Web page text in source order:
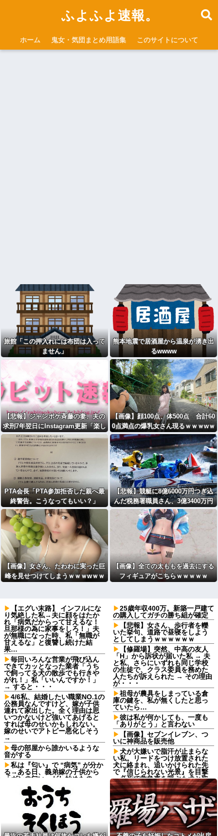
ふよふよ速報。
ホーム 鬼女・気団まとめ用語集 このサイトについて
旅館「この押入れには布団は入って
ません」
熊本地震で居酒屋から温泉が湧き出
るwwww
【悲報】ジャンポケ斉藤の妻、夫の
求刑7年翌日にInstagram更新「楽し
すぎた」
【画像】顔100点、体500点 合計60
0点満点の爆乳女さん現るｗｗｗwｗ
ｗｗｗｗｗｗｗ
PTA会長「PTA参加拒否した親へ最
終警告。こうなってもいい？」
【悲報】競艇に8億6000万円つぎ込
んだ税務署職員さん、3億3400万円
しか回収できず逝くｗｗｗｗｗｗｗ
ｗｗｗ
【画像】女さん、たわわに実った巨
峰を見せつけてしまうｗｗｗwｗｗ
【画像】全ての太ももを過去にする
フィギュアがこちらｗｗｗｗｗ
【エグい末路】 インフルにな
り気絶した私→夫に顔をはたか
れ「病気だからって甘えるな！
旦那様の為に家事をしろ！」夫
が無職になった時、私「無職が
甘えるな」と復讐し続けた結
果…
毎回いろんな営業が飛び込ん
できてカッとなった業者「うち
で飼ってる犬の散歩でも行きや
がれ！」私「いいんですか！」
→ すると・・・
4/6私、結婚したい職業NO.1の
公務員なんですけど、嫁が子供
連れて家出した。全く理由は思
いつかないけど強いてあげると
すれば母のせいかもしれない。
嫁のせいでアトピー悪化しそう
→
母の部屋から誰かいるような
音がする
私は『匂い』で “病気” が分か
る→ある日、義弟嫁の子供から
「ガンの匂い」がし始めたの
で、夫経由で「ガンではない
か」と伝えたら怒って絶縁、そ
の結果・・・
【画像】『20代にしか見えな
い30代女子』がこちらです←お
前らから見てど
う？？？？？？？
25歳年収400万。新築一戸建て
の購入してガチの勝ち組が確定
【悲報】女さん、歩行者を轢
いた挙句、道路で昼寝をしよう
としてしまうｗｗｗｗｗｗ
【修羅場】突然、中高の友人
「H」から訴状が届いた私 → 夫
と私、さらにいずれも同じ学校
の生徒で、クラス委員を務めた
人たちが訴えられた → その理由
が・・・
祖母が農具をしまっている倉
庫の鍵を、私が無くしたと思っ
ていたら…
彼は私が何かしても、一度も
「ありがとう」と言わない
【画像】セブンイレブン、つ
いに神商品を販売他
犬が大嫌いで脂汗が止まらな
い私。リードをつけ放置された
犬に絡まれ、追いかけられた先
で『信じられない光景』を目撃
→必死で救急車を呼ぶも犬と取
り残されて・・・
【悲報】一生夏か一生冬どっ
ちがいい？
海外「なんだって？！」PSG
が鈴木彩艶の獲得へ増額オファ
ーを準備していることに海外大
騒ぎ！（海外の反応）